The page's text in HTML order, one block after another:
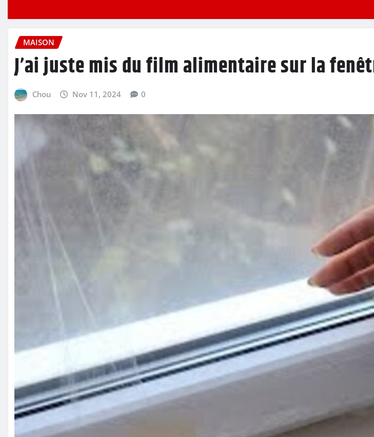
MAISON
J’ai juste mis du film alimentaire sur la
Chou Nov 11, 2024 0